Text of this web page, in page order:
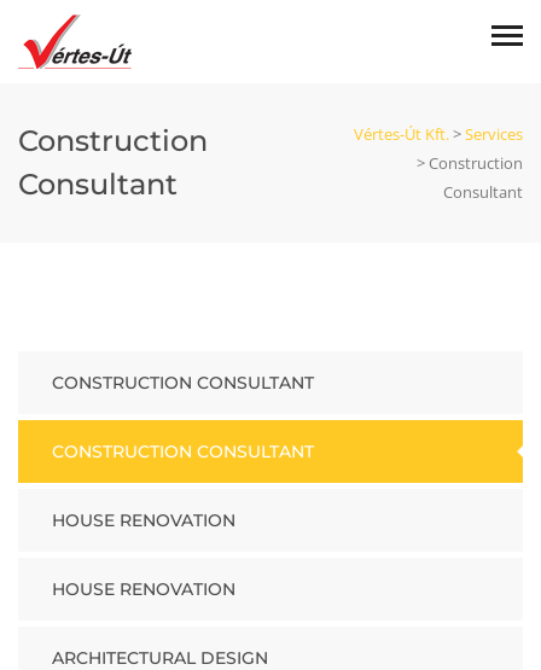
Construction
Consultant
Vértes-Út Kft.>Services
>Construction
Consultant
CONSTRUCTION CONSULTANT
CONSTRUCTION CONSULTANT
HOUSE RENOVATION
HOUSE RENOVATION
ARCHITECTURAL DESIGN